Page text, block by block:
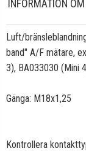
INFORMATION
Luft/
band" A/F mätare,
3), BA033030 (Mini
Gänga: M18x1,25
Kontrollera